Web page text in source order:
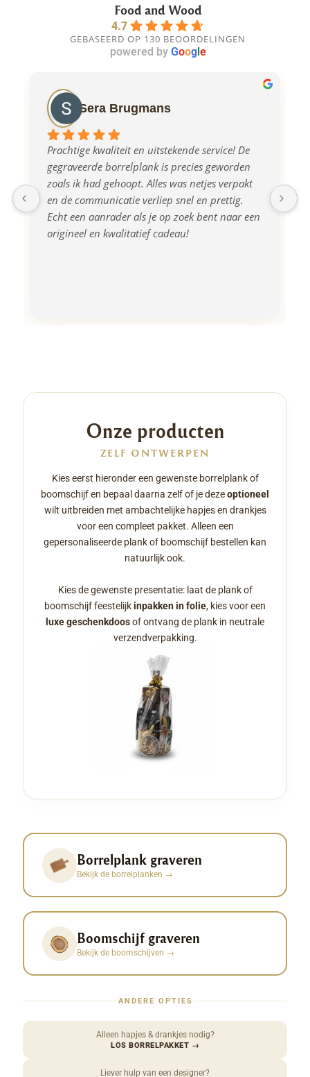
Food and Wood
4.7
GEBASEERD OP 130 BEOORDELINGEN
powered by Googl e
Sera Brugmans
Prachtige kwaliteit en uitstekende service! De
gegraveerde borrelplank is precies geworden
zoals ik had gehoopt. Alles was netjes verpakt
en de communicatie verliep snel en prettig.
Echt een aanrader als je op zoek bent naar een
origineel en kwalitatief cadeau!
Onze producten
ZELF ONTWERPEN
Kies eerst hieronder een gewenste borrelplank of
boomschijf en bepaal daarna zelf of je dezeoptioneel
wilt uitbreiden met ambachtelijke hapjes en drankjes
voor een compleet pakket. Alleen een
gepersonaliseerde plank of boomschijf bestellen kan
natuurlijk ook.
Kies de gewenste presentatie: laat de plank of
boomschijf feestelijkinpakken in folie, kies voor een
luxe geschenkdoosof ontvang de plank in neutrale
verzendverpakking.
Borrelplank graveren
Bekijk de borrelplanken →
Boomschijf graveren
Bekijk de boomschijven →
ANDERE OPTIES
Alleen hapjes & drankjes nodig?
LOS BORRELPAKKET →
Liever hulp van een designer?